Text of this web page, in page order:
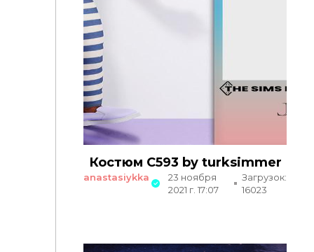
Костюм C593 by turksimmer
anastasiykka
23 ноября
2021 г. 17:07
Загрузок:
16023